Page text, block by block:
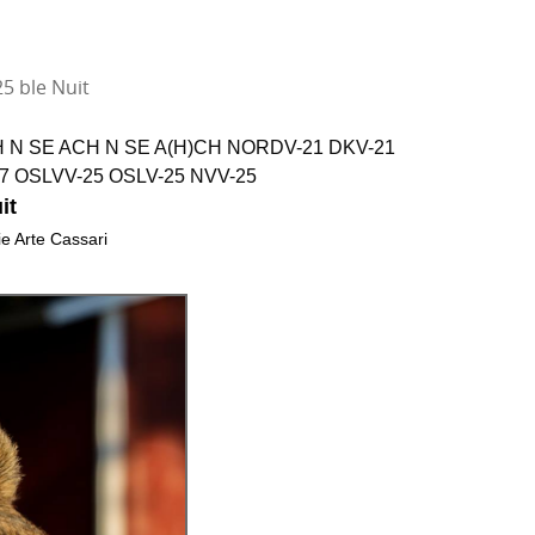
ble Nuit
SE ACH N SE A(H)CH NORDV-21 DKV-21
OSLVV-25 OSLV-25 NVV-25
Arte Cassari